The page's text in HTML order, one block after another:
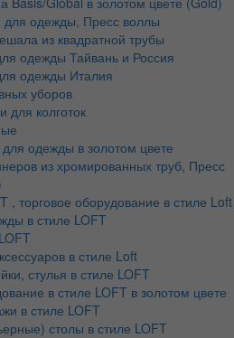
для одежды, Пресс воллы
из квадратной трубы
одежды Тайвань и Россия
одежды Италия
уборов
для колготок
одежды в золотом цвете
из хромированных труб, Пресс
, торговое оборудование в стиле Loft
в стиле LOFT
в стиле Loft
стулья в стиле LOFT
в стиле LOFT в золотом цвете
в стиле LOFT
столы в стиле LOFT